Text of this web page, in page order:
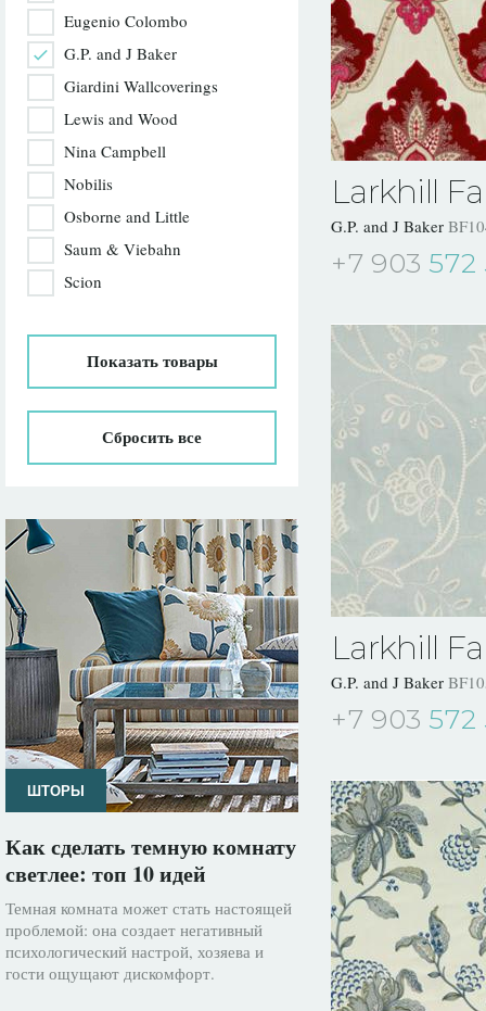
Eugenio Colombo
G.P. and J Baker
Giardini Wallcoverings
Lewis and Wood
Nina Campbell
Nobilis
Osborne and Little
Saum & Viebahn
Scion
Показатьтовары
Сбросить все
ШТОРЫ
Как сделать темную комнату
светлее: топ 10 идей
Темная комната может стать настоящей
проблемой: она создает негативный
психологический настрой, хозяева и
гости ощущают дискомфорт.
Larkhill
G.P. and J Baker
+7 903 572
Larkhill
G.P. and J Baker
+7 903 572